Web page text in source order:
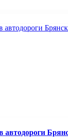
автодороги